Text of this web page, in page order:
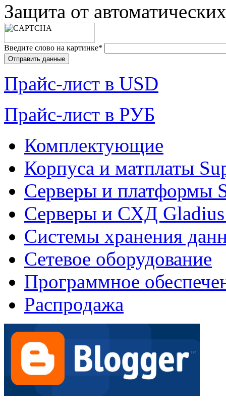
Защита от
Введите слово на картинке*
Прайc-лист в USD
Прайc-лист в РУБ
Комплектующие
Корпуса и матплаты
Серверы и платформы
Серверы и СХД Gladius
Системы хранения
Сетевое оборудование
Программное
Распродажа